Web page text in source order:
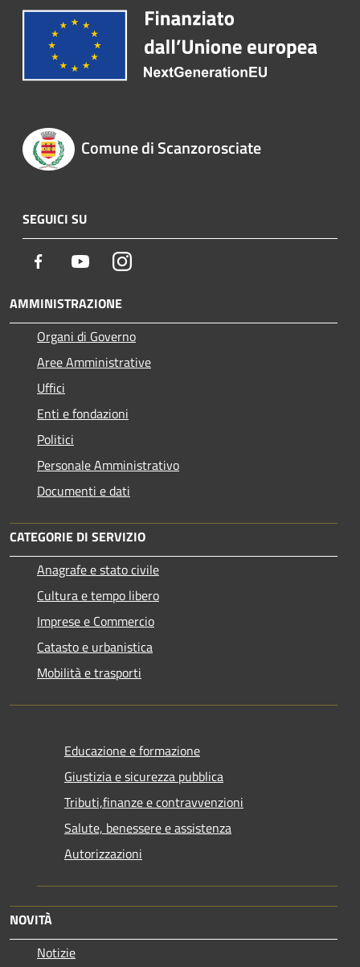
Comune di Scanzorosciate
SEGUICI SU
Facebook YoutubeInstagram
AMMINISTRAZIONE
Organi di Governo
Aree Amministrative
Uffici
Enti e fondazioni
Politici
Personale Amministrativo
Documenti e dati
CATEGORIE DI SERVIZIO
Anagrafe e stato civile
Cultura e tempo libero
Imprese e Commercio
Catasto e urbanistica
Mobilità e trasporti
Educazione e formazione
Giustizia e sicurezza pubblica
Tributi,finanze e contravvenzioni
Salute, benessere e assistenza
Autorizzazioni
NOVITÀ
Notizie